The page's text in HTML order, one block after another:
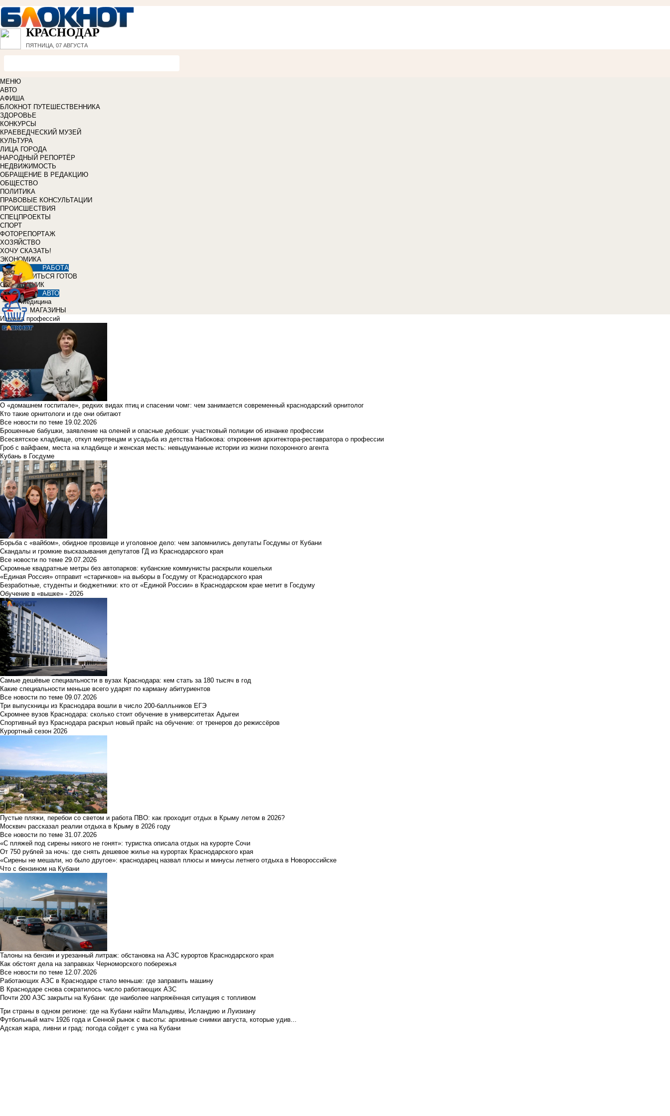
КРАСНОДАР
ПЯТНИЦА, 07 АВГУСТА
МЕНЮ
АВТО
АФИША
БЛОКНОТ ПУТЕШЕСТВЕННИКА
ЗДОРОВЬЕ
КОНКУРСЫ
КРАЕВЕДЧЕСКИЙ МУЗЕЙ
КУЛЬТУРА
ЛИЦА ГОРОДА
НАРОДНЫЙ РЕПОРТЁР
НЕДВИЖИМОСТЬ
ОБРАЩЕНИЕ В РЕДАКЦИЮ
ОБЩЕСТВО
ПОЛИТИКА
ПРАВОВЫЕ КОНСУЛЬТАЦИИ
ПРОИСШЕСТВИЯ
СПЕЦПРОЕКТЫ
СПОРТ
ФОТОРЕПОРТАЖ
ХОЗЯЙСТВО
ХОЧУ СКАЗАТЬ!
ЭКОНОМИКА
РАБОТА
УЧИТЬСЯ ГОТОВ
СПРАВОЧНИК
АВТО
Медицина
МАГАЗИНЫ
Изнанка профессий
О «домашнем госпитале», редких видах птиц и спасении чомг: чем занимается современный краснодарский орнитолог
Кто такие орнитологи и где они обитают
Все новости по теме 19.02.2026
Брошенные бабушки, заявление на оленей и опасные дебоши: участковый полиции об изнанке профессии
Всесвятское кладбище, откуп мертвецам и усадьба из детства Набокова: откровения архитектора-реставратора о профессии
Гроб с вайфаем, места на кладбище и женская месть: невыдуманные истории из жизни похоронного агента
Кубань в Госдуме
Борьба с «вайбом», обидное прозвище и уголовное дело: чем запомнились депутаты Госдумы от Кубани
Скандалы и громкие высказывания депутатов ГД из Краснодарского края
Все новости по теме 29.07.2026
Скромные квадратные метры без автопарков: кубанские коммунисты раскрыли кошельки
«Единая Россия» отправит «старичков» на выборы в Госдуму от Краснодарского края
Безработные, студенты и бюджетники: кто от «Единой России» в Краснодарском крае метит в Госдуму
Обучение в «вышке» - 2026
Самые дешёвые специальности в вузах Краснодара: кем стать за 180 тысяч в год
Какие специальности меньше всего ударят по карману абитуриентов
Все новости по теме 09.07.2026
Три выпускницы из Краснодара вошли в число 200-балльников ЕГЭ
Скромнее вузов Краснодара: сколько стоит обучение в университетах Адыгеи
Спортивный вуз Краснодара раскрыл новый прайс на обучение: от тренеров до режиссёров
Курортный сезон 2026
Пустые пляжи, перебои со светом и работа ПВО: как проходит отдых в Крыму летом в 2026?
Москвич рассказал реалии отдыха в Крыму в 2026 году
Все новости по теме 31.07.2026
«С пляжей под сирены никого не гонят»: туристка описала отдых на курорте Сочи
От 750 рублей за ночь: где снять дешевое жилье на курортах Краснодарского края
«Сирены не мешали, но было другое»: краснодарец назвал плюсы и минусы летнего отдыха в Новороссийске
Что с бензином на Кубани
Талоны на бензин и урезанный литраж: обстановка на АЗС курортов Краснодарского края
Как обстоят дела на заправках Черноморского побережья
Все новости по теме 12.07.2026
Работающих АЗС в Краснодаре стало меньше: где заправить машину
В Краснодаре снова сократилось число работающих АЗС
Почти 200 АЗС закрыты на Кубани: где наиболее напряжённая ситуация с топливом
Три страны в одном регионе: где на Кубани найти Мальдивы, Исландию и Луизиану
Футбольный матч 1926 года и Сенной рынок с высоты: архивные снимки августа, которые удив...
Адская жара, ливни и град: погода сойдет с ума на Кубани